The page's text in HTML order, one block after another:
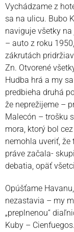
Vychádzame z
sa na ulicu. Bubo
naviguje všetky
– auto z roku
zákrutách
Zn. Otvorené
Hudba hrá a my
predbieha druhá
že neprežijeme –
Malecón – trošku
mora, ktorý bol
nemohla uveriť, že
práve začala-
debatia, opäť
Opúšťame
nezastavia – my
„preplnenou“
Kuby –